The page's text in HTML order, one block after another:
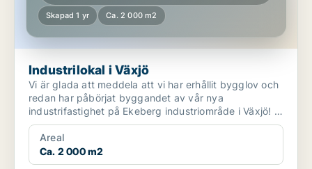
Skapad 1 yr Ca. 2 000 m2
Industrilokal i Växjö
Vi är glada att meddela att vi har erhållit bygglov och
redan har påbörjat byggandet av vår nya
industrifastighet på Ekeberg industriområde i Växjö! Vi
e...
Areal
Ca. 2 000 m2